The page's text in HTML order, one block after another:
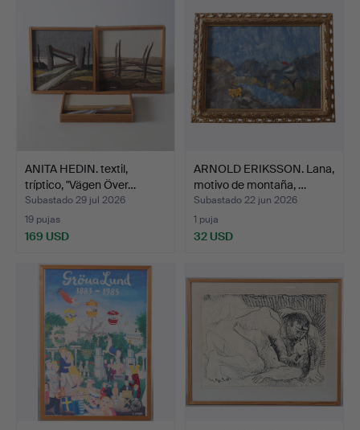
ANITA HEDIN. textil,
tríptico, "Vägen Över…
Subastado 29 jul 2026
19 pujas
169 USD
ARNOLD ERIKSSON. Lana,
motivo de montaña, …
Subastado 22 jun 2026
1 puja
32 USD